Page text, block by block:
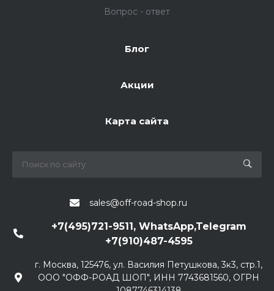
Вопрос - ответ
Блог
Акции
Карта сайта
sales@off-road-shop.ru
+7(495)721-9511, WhatsApp,Telegram
+7(910)487-4595
г. Москва, 125476, ул. Василия Петушкова, 3к3, стр.1,
ООО "ОФФ-РОАД ШОП", ИНН 7743681560, ОГРН